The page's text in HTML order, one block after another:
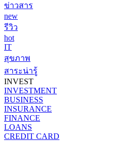
ข่าวสาร
new
รีวิว
hot
IT
สุขภาพ
สาระน่ารู้
INVEST
INVESTMENT
BUSINESS
INSURANCE
FINANCE
LOANS
CREDIT CARD